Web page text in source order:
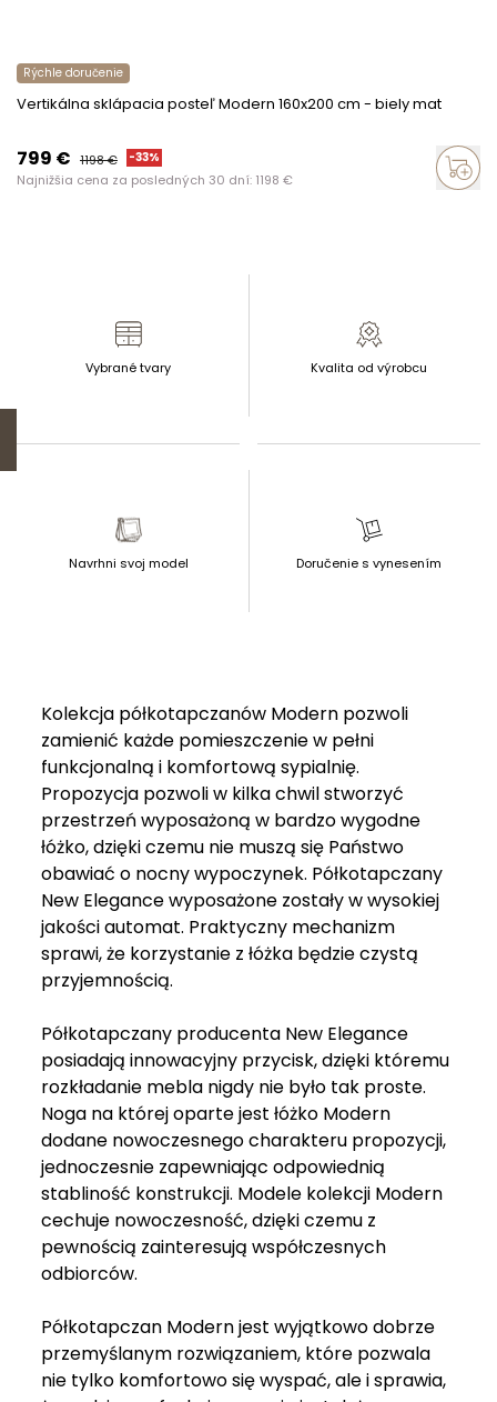
Rýchle doručenie
Vertikálna sklápacia posteľ Modern 160x200 cm - biely mat
799 € 1198€ -33%
Najnižšia cena za posledných 30 dní: 1198 €
Vybrané tvary Kvalita od výrobcu
Navrhni svoj model Doručenie s vynesením
Kolekcja półkotapczanów Modern pozwoli
zamienić każde pomieszczenie w pełni
funkcjonalną i komfortową sypialnię.
Propozycja pozwoli w kilka chwil stworzyć
przestrzeń wyposażoną w bardzo wygodne
łóżko, dzięki czemu nie muszą się Państwo
obawiać o nocny wypoczynek. Półkotapczany
New Elegance wyposażone zostały w wysokiej
jakości automat. Praktyczny mechanizm
sprawi, że korzystanie z łóżka będzie czystą
przyjemnością.
Półkotapczany producenta New Elegance
posiadają innowacyjny przycisk, dzięki któremu
rozkładanie mebla nigdy nie było tak proste.
Noga na której oparte jest łóżko Modern
dodane nowoczesnego charakteru propozycji,
jednoczesnie zapewniając odpowiednią
stabliność konstrukcji. Modele kolekcji Modern
cechuje nowoczesność, dzięki czemu z
pewnością zainteresują współczesnych
odbiorców.
Półkotapczan Modern jest wyjątkowo dobrze
przemyślanym rozwiązaniem, które pozwala
nie tylko komfortowo się wyspać, ale i sprawia,